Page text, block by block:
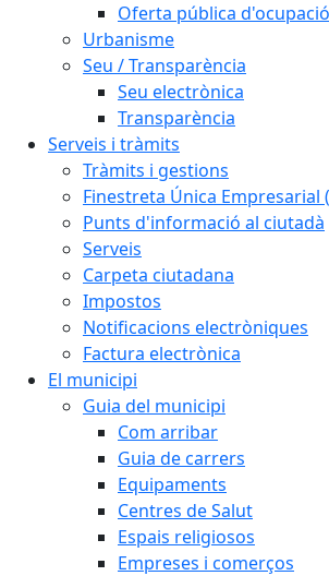
Oferta pública
Urbanisme
Seu / Transparència
Seu electrònica
Transparència
Serveis i tràmits
Tràmits i gestions
Finestreta Única Empresarial
Punts d'informació al ciutadà
Serveis
Carpeta ciutadana
Impostos
Notificacions electròniques
Factura electrònica
El municipi
Guia del municipi
Com arribar
Guia de carrers
Equipaments
Centres de Salut
Espais religiosos
Empreses i comerços